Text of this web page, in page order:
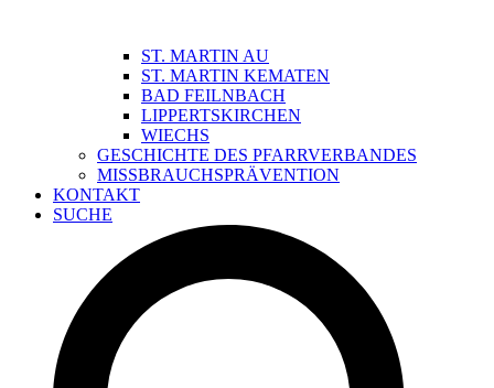
ST. MARTIN AU
ST. MARTIN KEMATEN
BAD FEILNBACH
LIPPERTSKIRCHEN
WIECHS
GESCHICHTE DES PFARRVERBANDES
MISSBRAUCHSPRÄVENTION
KONTAKT
SUCHE